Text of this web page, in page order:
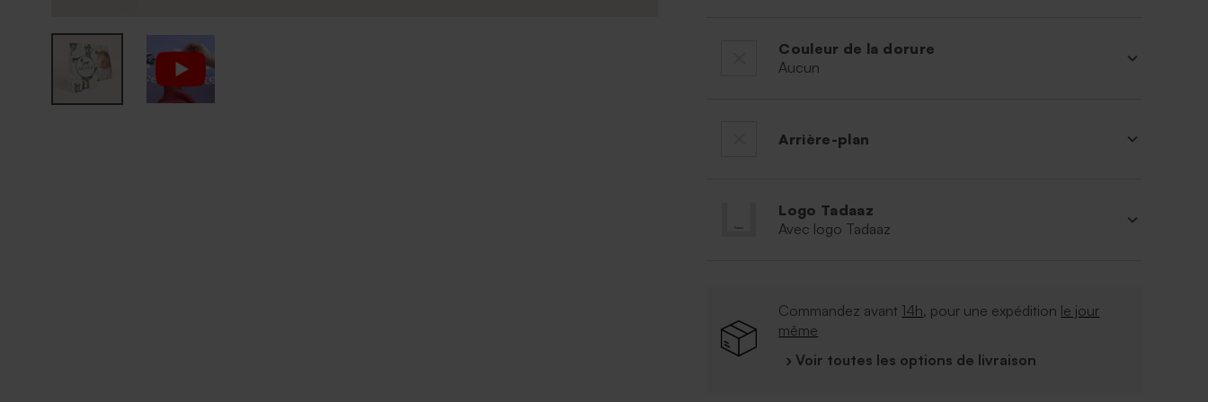
Couleur de la dorure
Aucun
Arrière-plan
Logo Tadaaz
Avec logo Tadaaz
Commandez avant 14h, pour une expédition le jour
même
› Voir toutes les options de livraison